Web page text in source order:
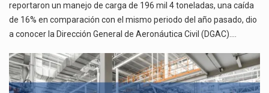
reportaron un manejo de carga de 196 mil 4 toneladas, una caída
de 16% en comparación con el mismo periodo del año pasado, dio
a conocer la Dirección General de Aeronáutica Civil (DGAC).…